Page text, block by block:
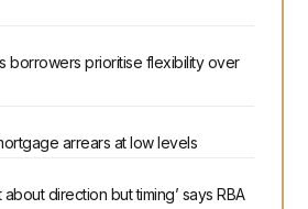
borrowers prioritise flexibility over
arrears at low levels
about direction but timing’ says RBA